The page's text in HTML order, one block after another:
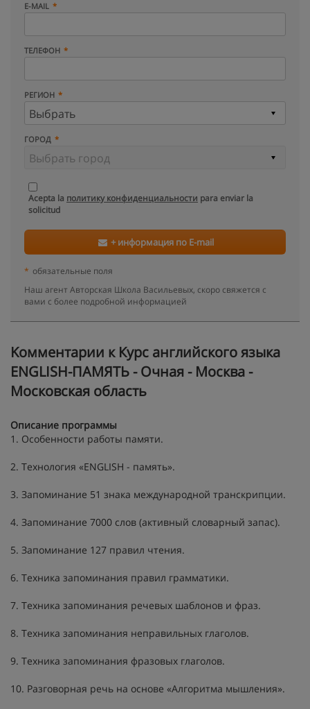
E-MAIL
ТЕЛЕФОН
РЕГИОН
ГОРОД
Acepta la политику конфиденциальности para enviar la
solicitud
+ информация по E-mail
* обязательные поля
Наш агент Авторская Школа Васильевых, скоро свяжется с
вами с более подробной информацией
Kомментарии к Курс английского языка
ENGLISH-ПАМЯТЬ - Очная - Москва -
Московская область
Описание программы
1. Особенности работы памяти.
2. Технология «ENGLISH - память».
3. Запоминание 51 знака международной транскрипции.
4. Запоминание 7000 слов (активный словарный запас).
5. Запоминание 127 правил чтения.
6. Техника запоминания правил грамматики.
7. Техника запоминания речевых шаблонов и фраз.
8. Техника запоминания неправильных глаголов.
9. Техника запоминания фразовых глаголов.
10. Разговорная речь на основе «Алгоритма мышления».